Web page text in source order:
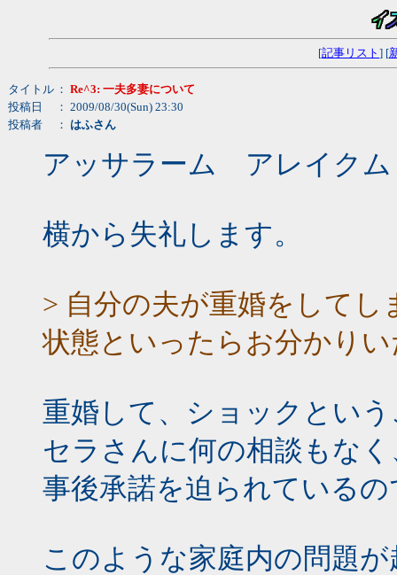
[記事リスト ] [
タイトル ： Re^3: 一夫多妻について
投稿日
： 2009/08/30(Sun) 23:30
投稿者
： はふさん
アッサラーム アレイクム
横から失礼します。
> 自分の夫が重婚をして
状態といったらお分かり
重婚して、ショックとい
セラさんに何の相談もな
事後承諾を迫られている
このような家庭内の問題